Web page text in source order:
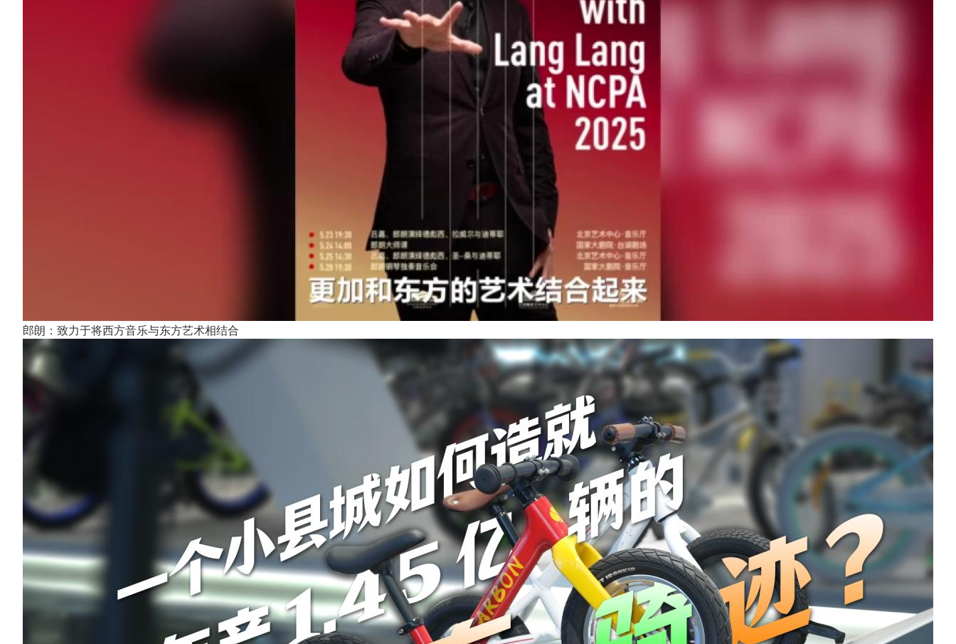
郎朗：致力于将西方音乐与东方艺术相结合